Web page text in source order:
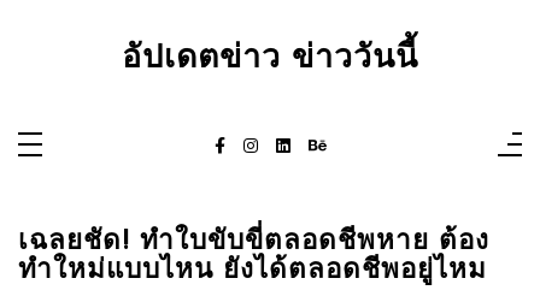
อัปเดตข่าว ข่าววันนี้
เฉลยชัด! ทำใบขับขี่ตลอดชีพหาย ต้อง
ทำใหม่แบบไหน ยังได้ตลอดชีพอยู่ไหม